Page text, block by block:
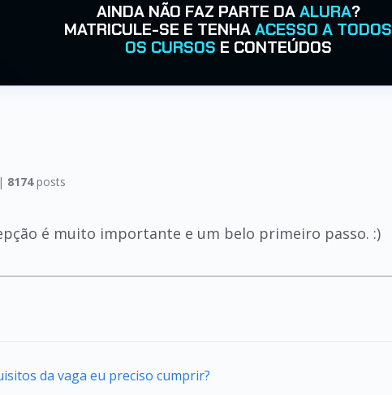
AINDA NÃO FAZ PARTE DAALURA?
MATRICULE-SE E TENHAACESSO A TODOS
OS CURSOS E CONTEÚDOS
8174posts
é muito importante e um belo primeiro passo. :)
da vaga eu preciso cumprir?